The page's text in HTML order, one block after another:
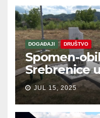
DOGAĐAJI DRUŠTVO
Spomen-
Srebrenice
JUL 15, 2025